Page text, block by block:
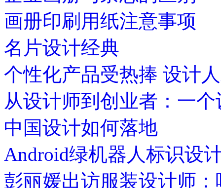
画册印刷用纸注意事项
名片设计经典
个性化产品受热捧 设计
从设计师到创业者：一
中国设计如何落地
Android绿机器人标识设
彭丽媛出访服装设计师